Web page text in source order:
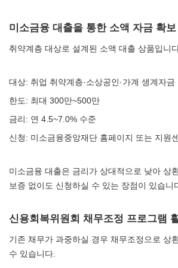
미소금융 대출을 통한 소액 자금 확보
취약계층 대상로 설계된 소액 대출 상품입니
대상: 취업 취약계층·소상공인·가계 생계자금
한도: 최대 300만~500만
금리: 연 4.5~7.0% 수준
신청: 미소금융중앙재단 홈페이지 또는 지원
미소금융 대출은 금리가 상대적으로 낮아 상
보증 없이도 신청하실 수 있는 장점이 있습니
신용회복위원회 채무조정 프로그램
기존 채무가 과중하실 경우 채무조정으로 상
수 있습니다.